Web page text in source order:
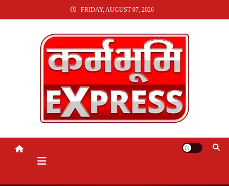
TO
FRIDAY, AUGUST 07, 2026
KARMABHUMI EXPRESS